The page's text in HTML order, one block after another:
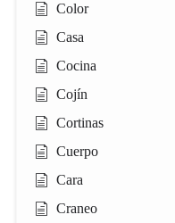
Color
Casa
Cocina
Cojín
Cortinas
Cuerpo
Cara
Craneo